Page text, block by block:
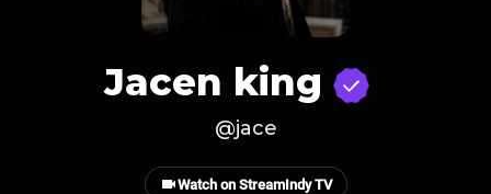
Jacen king
@jace
Watch on StreamIndy TV